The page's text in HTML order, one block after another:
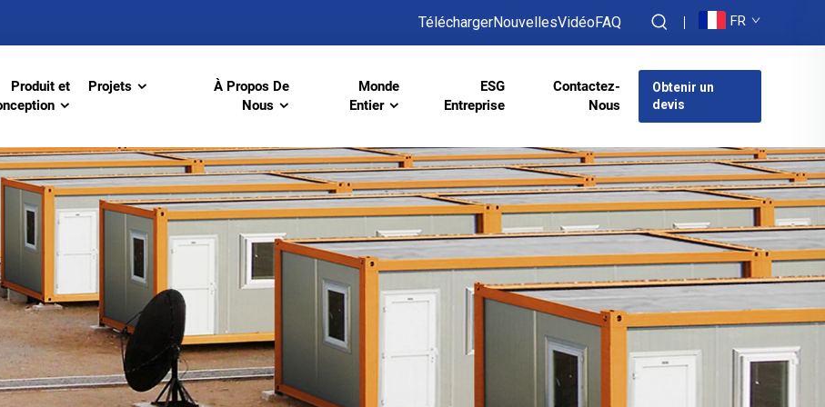
TéléchargerNouvellesVidéoFAQ FR
Produit et
Projets
À Propos De
Nous
Monde
Entier
ESG
Entreprise
Contactez-
Nous
Obtenir un
devis